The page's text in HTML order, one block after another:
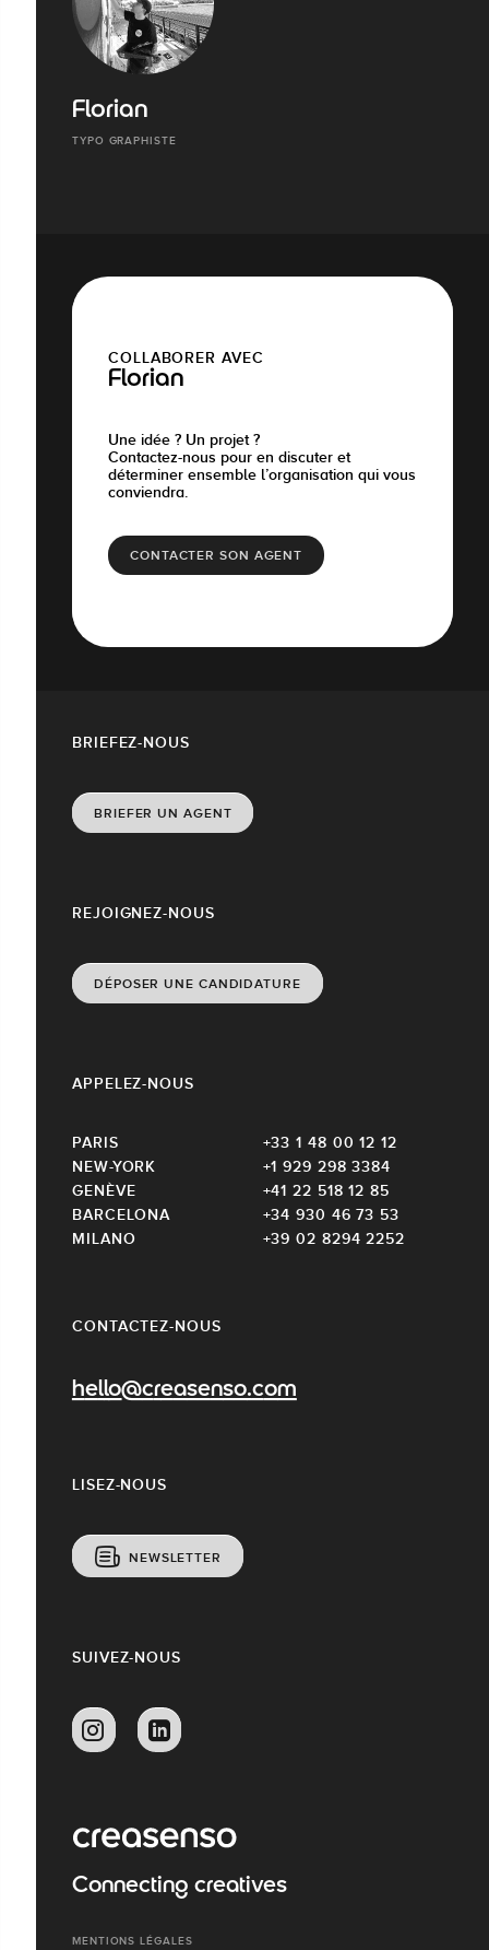
Florian
TYPO GRAPHISTE
COLLABORER AVEC
Florian
Une idée ? Un projet ?
Contactez-nous pour en discuter et
déterminer ensemble l’organisation qui vous
conviendra.
CONTACTER SON AGENT
CONTACTEZ-NOUS
hello@creasenso.com
REJOIGNEZ-NOUS
DÉPOSER UNE CANDIDATURE
LISEZ-NOUS
NEWSLETTER
APPELEZ-NOUS
PARIS
+33 1 48 00 12 12
NEW-YORK
+1 929 298 3384
GENÈVE
+41 22 518 12 85
BARCELONA
+34 930 46 73 53
MILANO
+39 02 8294 2252
BRIEFEZ-NOUS
BRIEFER UN AGENT
SUIVEZ-NOUS
Connecting creatives
MENTIONS LÉGALES